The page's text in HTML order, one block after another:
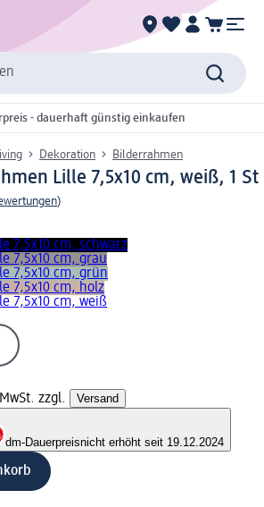
- dauerhaft günstig einkaufen
Dekoration Bilderrahmen
Lille 7,5x10 cm, weiß, 1 St
)
7,5x10 cm, schwarz
7,5x10 cm, grau
7,5x10 cm, grün
7,5x10 cm, holz
7,5x10 cm, weiß
zzgl. Versand
dm-Dauerpreisnicht erhöht seit 19.12.2024